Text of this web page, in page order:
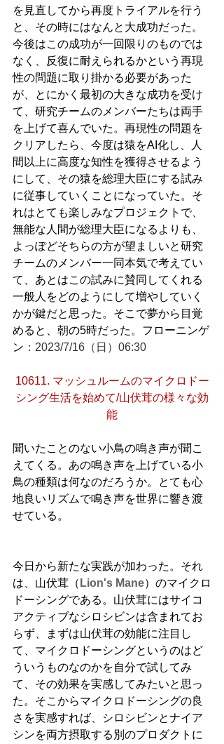
を見直してから再度トライアルを行う
と、その時にはなんと大成功だった。
今後はこの成功が一回限りのものでは
なく、反復に耐えられるかという再現
性の問題に取り掛かる必要があった
が、とにかく最初の大きな成功を受け
て、研究チームのメンバーたちは両手
を上げて喜んでいた。再現性の問題を
クリアしたら、今度は猿をAI化し、人
間以上に高度な知性を獲得させるよう
にして、その猿を総理大臣にする試み
に従事していくことになっていた。そ
れはとても楽しみなプロジェクトで、
無能な人間が総理大臣になるよりも、
よっぽどそちらの方が望ましいと研究
チームのメンバー一同本気で考えてい
て、あとはこの試みに賛同してくれる
一般人をどのようにして増やしていく
かが鍵だと思った。そこで夢から目覚
めると、朝の5時だった。フローニンゲ
ン ：2023/7/16（日）06:30
10611. マッシュルームのマイクロドー
シング生活を始めて/山伏茸の様々な効
能
聞いたことのない小鳥の鳴き声が聞こ
えてくる。あの鳴き声を上げている小
鳥の種類は何なのだろうか。とても心
地良いリズムで鳴き声を世界に響き渡
せている。
今日から新たな実践が加わった。それ
は、山伏茸（ Lion's Mane）のマイクロ
ドーシングである。山伏茸にはサイコ
アクティブなシロシビンは含まれてお
らず、まずは山伏茸の効能に注目し
て、マイクロドーシングというのはど
ういうものなのかを自分で試してみ
て、その効果を実感してみたいと思っ
た。そこからマイクロドーシングの良
さを実感すれば、シロシビンとナイア
シンを両方摂取する別のプロダクトに